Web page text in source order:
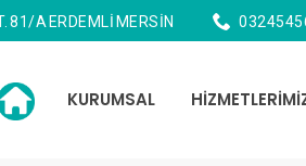
81/A ERDEMLİ MERSİN
KURUMSAL